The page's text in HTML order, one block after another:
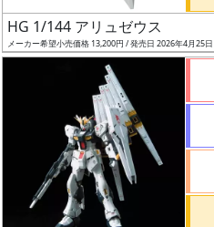
日
発
売
対象
HG 1/144 アリュゼウス
メーカー希望小売価格 13,200円 / 発売日 2026年4月25日